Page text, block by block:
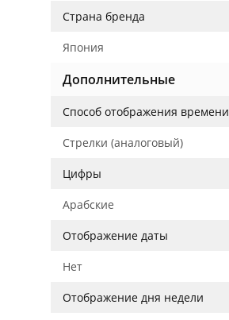
Страна бренда
Япония
Дополнительные
Способ отображения времени
Стрелки (аналоговый)
Цифры
Арабские
Отображение даты
Нет
Отображение дня недели